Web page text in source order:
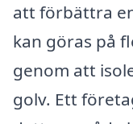
att förbättra
kan göras på
genom att
golv. Ett